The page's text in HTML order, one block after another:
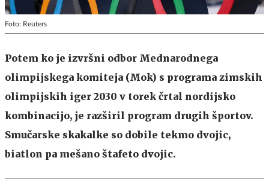
Foto: Reuters
Potem ko je izvršni odbor Mednarodnega
olimpijskega komiteja (Mok) s programa zimskih
olimpijskih iger 2030 v torek črtal nordijsko
kombinacijo, je razširil program drugih športov.
Smučarske skakalke so dobile tekmo dvojic,
biatlon pa mešano štafeto dvojic.